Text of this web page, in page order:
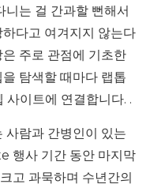
니는 걸 간과할 뻔해서
다고 여겨지지 않는다
주로 관점에 기초한
탐색할 때마다 랩톱
이트에 연결합니다. .
람과 간병인이 있는
행사 기간 동안 마지막
고 과묵하며 수년간의